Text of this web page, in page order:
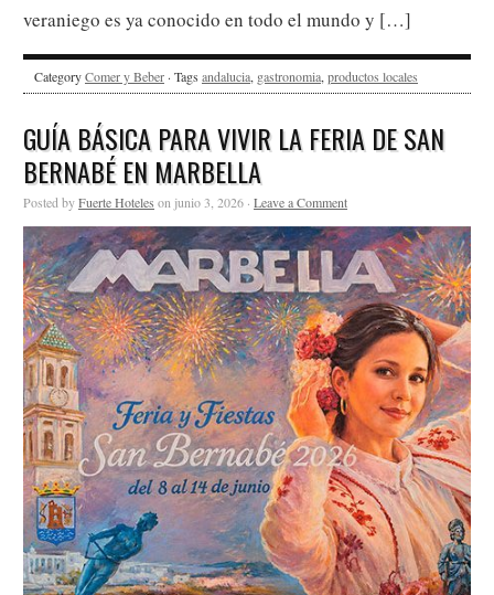
veraniego es ya conocido en todo el mundo y […]
CategoryComer y Beber · Tags andalucia, gastronomia, productos locales
GUÍA BÁSICA PARA VIVIR LA FERIA DE SAN
BERNABÉ EN MARBELLA
Posted byFuerte Hoteles on junio 3, 2026 · Leave a Comment